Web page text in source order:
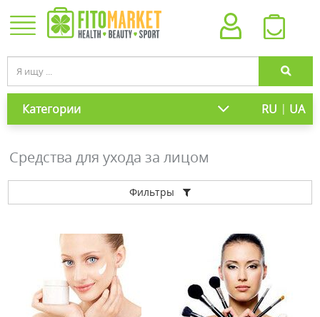
Категории RU | UA
Средства для ухода за лицом
Фильтры